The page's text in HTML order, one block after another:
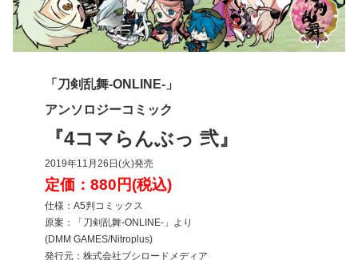
「刀剣乱舞-ONLINE-」
アンソロジーコミック
『4コマらんぶっ 弐』
2019年11月26日(火)発売
定価：880円(税込)
仕様：A5判コミックス
原案：「刀剣乱舞-ONLINE-」より
(DMM GAMES/Nitroplus)
発行元：株式会社ブシロードメディア